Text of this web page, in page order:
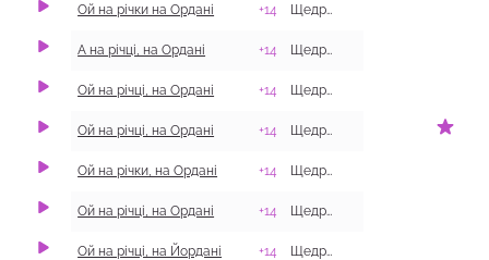
​Ой на річки на Ордані +14 Щедрівки
А на річці, на Ордані +14 Щедрівки
Ой на річці, на Ордані +14 Щедрівки
Ой на річці, на Ордані +14 Щедрівки с. Лантратівка,
Ой на річки, на Ордані +14 Щедрівки
Ой на річці, на Ордані +14 Щедрівки
Ой на річці, на Йордані +14 Щедрівки